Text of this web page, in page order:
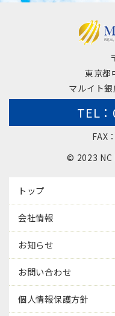
東京都
マルイト
TEL
FAX
© 2023 NC
トップ
会社情報
お知らせ
お問い合わせ
個人情報保護方針